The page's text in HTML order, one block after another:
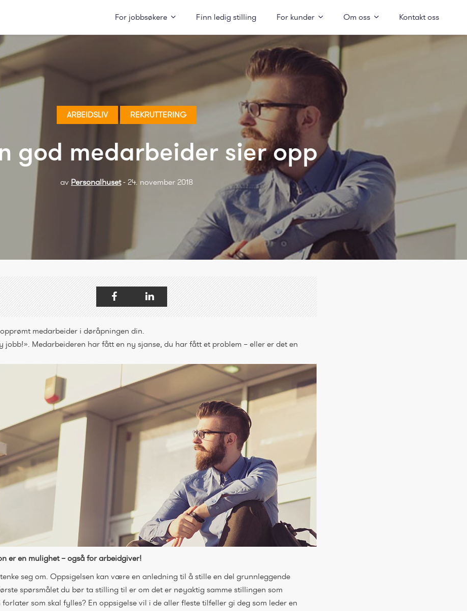
For jobbsøkere Finn ledig stilling For kunder Om oss Kontakt oss
ARBEIDSLIV REKRUTTERING
god medarbeider sier opp
av Personalhuset- 24. november 2018
medarbeider i døråpningen din.
jobb!». Medarbeideren har fått en ny sjanse, du har fått et problem – eller er det en
er en mulighet – også for arbeidgiver!
seg om. Oppsigelsen kan være en anledning til å stille en del grunnleggende
spørsmålet du bør ta stilling til er om det er nøyaktig samme stillingen som
som skal fylles? En oppsigelse vil i de aller fleste tilfeller gi deg som leder en